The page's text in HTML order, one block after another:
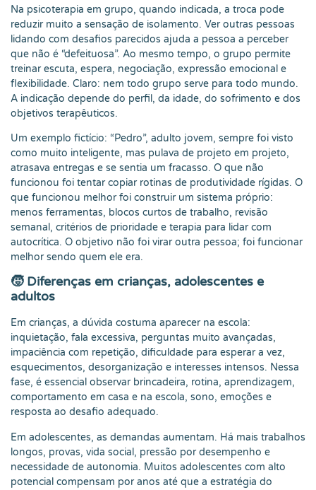
Na psicoterapia em grupo, quando indicada, a troca pode
reduzir muito a sensação de isolamento. Ver outras pessoas
lidando com desafios parecidos ajuda a pessoa a perceber
que não é “defeituosa”. Ao mesmo tempo, o grupo permite
treinar escuta, espera, negociação, expressão emocional e
flexibilidade. Claro: nem todo grupo serve para todo mundo.
A indicação depende do perfil, da idade, do sofrimento e dos
objetivos terapêuticos.
Um exemplo fictício: “Pedro”, adulto jovem, sempre foi visto
como muito inteligente, mas pulava de projeto em projeto,
atrasava entregas e se sentia um fracasso. O que não
funcionou foi tentar copiar rotinas de produtividade rígidas. O
que funcionou melhor foi construir um sistema próprio:
menos ferramentas, blocos curtos de trabalho, revisão
semanal, critérios de prioridade e terapia para lidar com
autocrítica. O objetivo não foi virar outra pessoa; foi funcionar
melhor sendo quem ele era.
🧒 Diferenças em crianças, adolescentes e
adultos
Em crianças, a dúvida costuma aparecer na escola:
inquietação, fala excessiva, perguntas muito avançadas,
impaciência com repetição, dificuldade para esperar a vez,
esquecimentos, desorganização e interesses intensos. Nessa
fase, é essencial observar brincadeira, rotina, aprendizagem,
comportamento em casa e na escola, sono, emoções e
resposta ao desafio adequado.
Em adolescentes, as demandas aumentam. Há mais trabalhos
longos, provas, vida social, pressão por desempenho e
necessidade de autonomia. Muitos adolescentes com alto
potencial compensam por anos até que a estratégia do